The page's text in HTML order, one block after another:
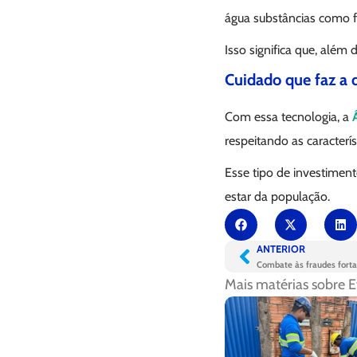
água substâncias como
Isso significa que, além
Cuidado que faz a
Com essa tecnologia, a
respeitando as
Esse tipo de
estar da população.
ANTERIOR
Mais matérias sobre